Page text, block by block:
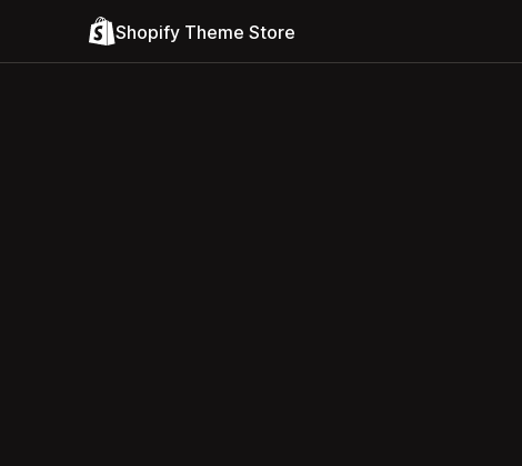
Shopify Theme Store